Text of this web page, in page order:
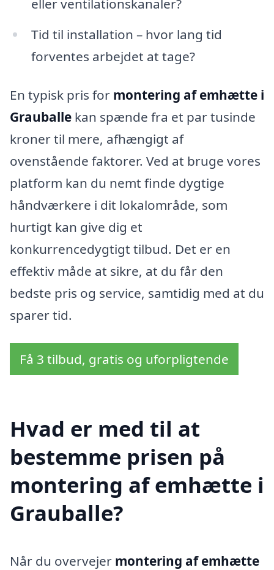
eller ventilationskanaler?
Tid til installation – hvor lang tid
forventes arbejdet at tage?
En typisk pris for montering af emhætte i
Grauballe kan spænde fra et par tusinde
kroner til mere, afhængigt af
ovenstående faktorer. Ved at bruge vores
platform kan du nemt finde dygtige
håndværkere i dit lokalområde, som
hurtigt kan give dig et
konkurrencedygtigt tilbud. Det er en
effektiv måde at sikre, at du får den
bedste pris og service, samtidig med at du
sparer tid.
Få 3 tilbud, gratis og uforpligtende
Hvad er med til at
bestemme prisen på
montering af emhætte i
Grauballe?
Når du overvejer montering af emhætte